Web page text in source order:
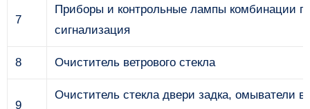
7
Приборы и контрольные лампы комбинации
сигнализация
8 Очиститель ветрового стекла
9
Очиститель стекла двери задка, омыватели